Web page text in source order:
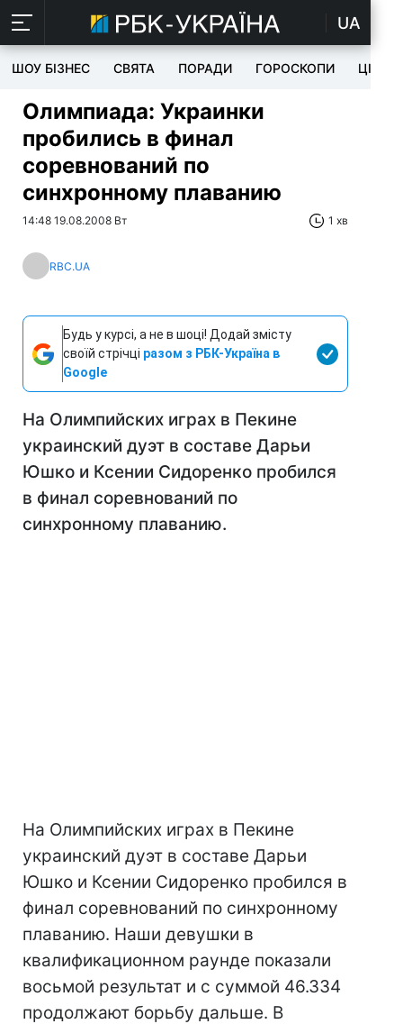
UA
ШОУ БІЗНЕС СВЯТА ПОРАДИ ГОРОСКОПИ ЦІКАВЕ
Олимпиада: Украинки
пробились в финал
соревнований по
синхронному плаванию
14:48 19.08.2008 Вт 1 хв
RBC.UA
Будь у курсі, а не в шоці! Додай змісту
своїй стрічці разом з РБК-Україна в
Google
На Олимпийских играх в Пекине
украинский дуэт в составе Дарьи
Юшко и Ксении Сидоренко пробился
в финал соревнований по
синхронному плаванию.
На Олимпийских играх в Пекине
украинский дуэт в составе Дарьи
Юшко и Ксении Сидоренко пробился в
финал соревнований по синхронному
плаванию. Наши девушки в
квалификационном раунде показали
восьмой результат и с суммой 46.334
продолжают борьбу дальше. В